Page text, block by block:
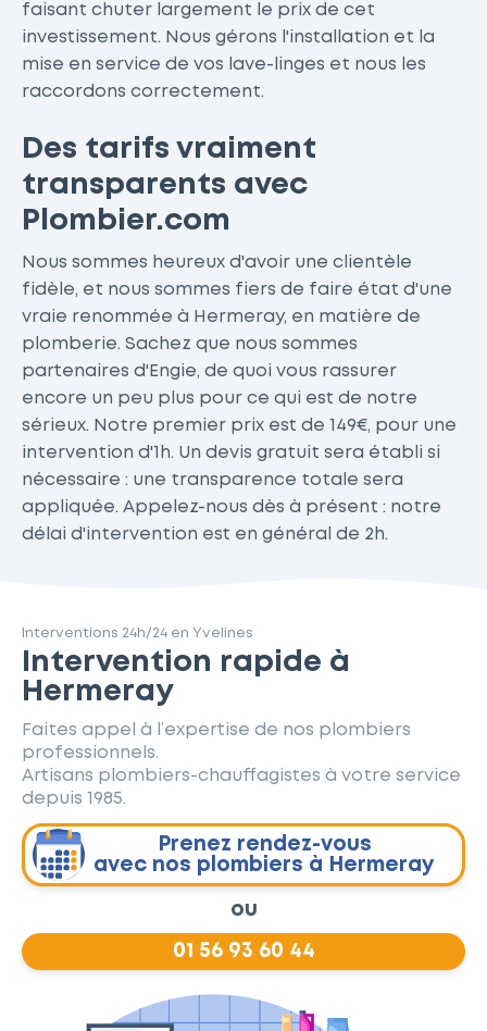
faisant chuter largement le prix de cet
investissement. Nous gérons l'installation et la
mise en service de vos lave-linges et nous les
raccordons correctement.
Des tarifs vraiment
transparents avec
Plombier.com
Nous sommes heureux d'avoir une clientèle
fidèle, et nous sommes fiers de faire état d'une
vraie renommée à Hermeray, en matière de
plomberie. Sachez que nous sommes
partenaires d'Engie, de quoi vous rassurer
encore un peu plus pour ce qui est de notre
sérieux. Notre premier prix est de 149€, pour une
intervention d'1h. Un devis gratuit sera établi si
nécessaire : une transparence totale sera
appliquée. Appelez-nous dès à présent : notre
délai d'intervention est en général de 2h.
Interventions 24h/24 en Yvelines
Intervention rapide à
Hermeray
Faites appel à l’expertise de nos plombiers
professionnels.
Artisans plombiers-chauffagistes à votre service
depuis 1985.
Prenez rendez-vous
avec nos plombiers à Hermeray
ou
01 56 93 60 44